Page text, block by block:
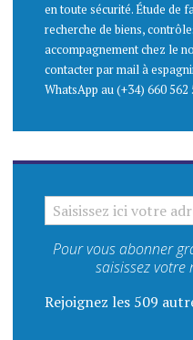
en toute sécurité. Étude de
recherche de biens,
accompagnement chez le
contacter par mail à
WhatsApp au (+34) 660 562
SAISISSEZ ICI VOTRE ADRESSE E-MAIL
Pour vous abonner
saisissez votre
Rejoignez les 509